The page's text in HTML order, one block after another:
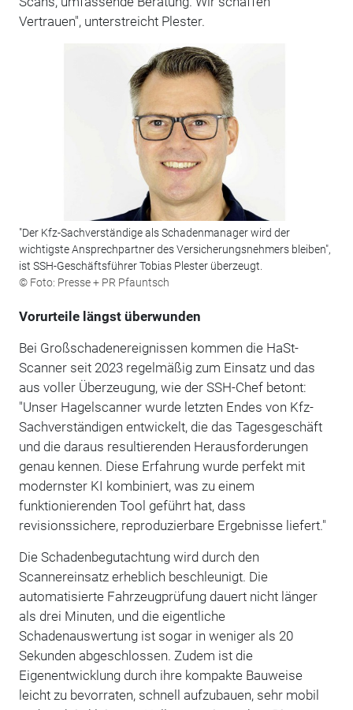
Vertrauen", unterstreicht Plester.
"Der Kfz-Sachverständige als Schadenmanager wird der
wichtigste Ansprechpartner des Versicherungsnehmers bleiben",
ist SSH-Geschäftsführer Tobias Plester überzeugt.
© Foto: Presse + PR Pfauntsch
Vorurteile längst überwunden
Bei Großschadenereignissen kommen die HaSt-
Scanner seit 2023 regelmäßig zum Einsatz und das
aus voller Überzeugung, wie der SSH-Chef betont:
"Unser Hagelscanner wurde letzten Endes von Kfz-
Sachverständigen entwickelt, die das Tagesgeschäft
und die daraus resultierenden Herausforderungen
genau kennen. Diese Erfahrung wurde perfekt mit
modernster KI kombiniert, was zu einem
funktionierenden Tool geführt hat, dass
revisionssichere, reproduzierbare Ergebnisse liefert."
Die Schadenbegutachtung wird durch den
Scannereinsatz erheblich beschleunigt. Die
automatisierte Fahrzeugprüfung dauert nicht länger
als drei Minuten, und die eigentliche
Schadenauswertung ist sogar in weniger als 20
Sekunden abgeschlossen. Zudem ist die
Eigenentwicklung durch ihre kompakte Bauweise
leicht zu bevorraten, schnell aufzubauen, sehr mobil